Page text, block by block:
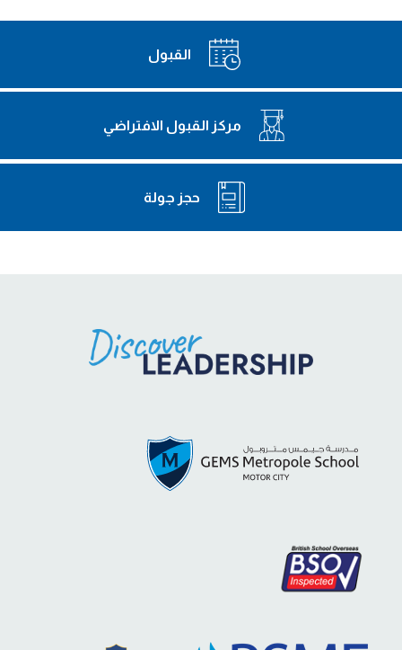
القبول
مركز القبول الافتراضي
حجز جولة